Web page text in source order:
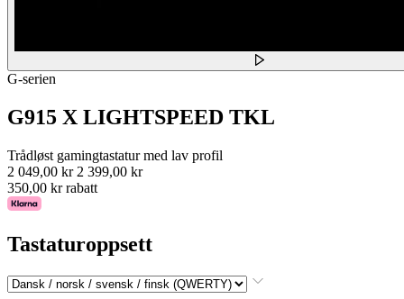
G-serien
G915 X LIGHTSPEED TKL
Trådløst gamingtastatur med lav profil
2 049,00 kr 2 399,00 kr
350,00 kr rabatt
Tastaturoppsett